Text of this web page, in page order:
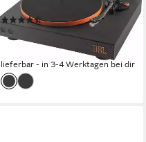
aptX HD)
(12)
357,01 € 399,00 €
lieferbar - in 3-4 Werktagen bei dir